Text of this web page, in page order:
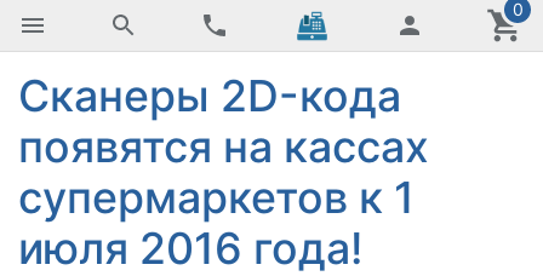
0
Сканеры 2D-кода
появятся на кассах
супермаркетов к 1
июля 2016 года!